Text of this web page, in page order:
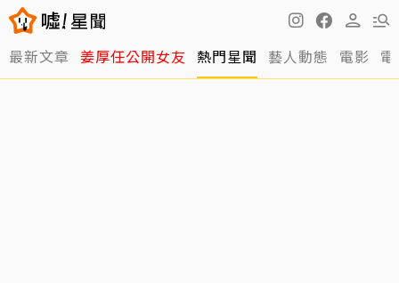
最新文章 姜厚任公開女友 熱門星聞 藝人動態 電影